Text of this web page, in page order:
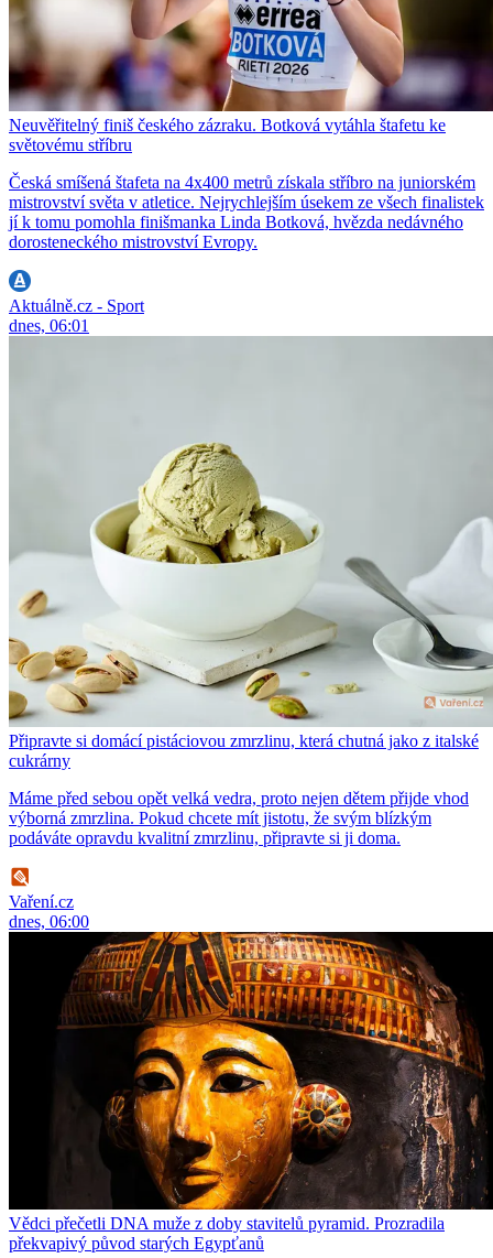
Neuvěřitelný finiš českého zázraku. Botková vytáhla štafetu ke
světovému stříbru
Česká smíšená štafeta na 4x400 metrů získala stříbro na juniorském
mistrovství světa v atletice. Nejrychlejším úsekem ze všech finalistek
jí k tomu pomohla finišmanka Linda Botková, hvězda nedávného
dorosteneckého mistrovství Evropy.
Aktuálně.cz - Sport
dnes, 06:01
Připravte si domácí pistáciovou zmrzlinu, která chutná jako z italské
cukrárny
Máme před sebou opět velká vedra, proto nejen dětem přijde vhod
výborná zmrzlina. Pokud chcete mít jistotu, že svým blízkým
podáváte opravdu kvalitní zmrzlinu, připravte si ji doma.
Vaření.cz
dnes, 06:00
Vědci přečetli DNA muže z doby stavitelů pyramid. Prozradila
překvapivý původ starých Egypťanů